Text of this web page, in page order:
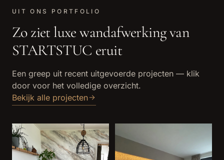
UIT ONS PORTFOLIO
Zo zietluxe wandafwerkingvan
STARTSTUC eruit
Een greep uit recent uitgevoerde projecten — klik
door voor het volledige overzicht.
Bekijk alle projecten